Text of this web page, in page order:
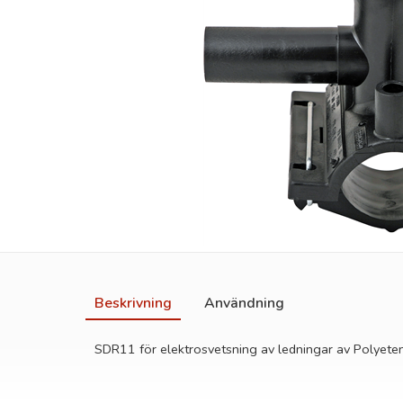
Beskrivning Användning
SDR11 för elektrosvetsning av ledningar av